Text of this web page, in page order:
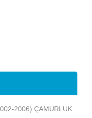
2006) ÇAMURLUK